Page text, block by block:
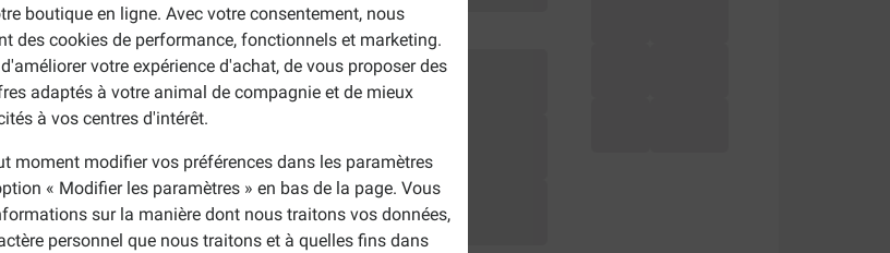
boutique en ligne. Avec votre consentement, nous
des cookies de performance, fonctionnels et marketing.
votre expérience d'achat, de vous proposer des
adaptés à votre animal de compagnie et de mieux
à vos centres d'intérêt.
moment modifier vos préférences dans les paramètres
« Modifier les paramètres » en bas de la page. Vous
sur la manière dont nous traitons vos données,
personnel que nous traitons et à quelles fins dans